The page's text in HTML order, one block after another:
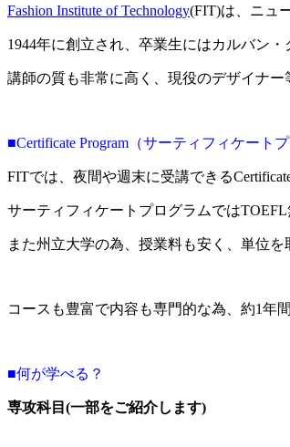
Fashion Institute of Technology(FIT)は、ニュ
1944年に創立され、卒業生にはカルバン・
講師の質も非常に高く、現役のデザイナ
■Certificate Program（サーティフィケート
FITでは、夜間や週末に受講できる
サーティフィケートプログラムではTOEFL
また州立大学の為、授業料も安く、単位を
コースも豊富で内容も専門的な為、約1年
■何が学べる？
専攻科目(一部をご紹介します)